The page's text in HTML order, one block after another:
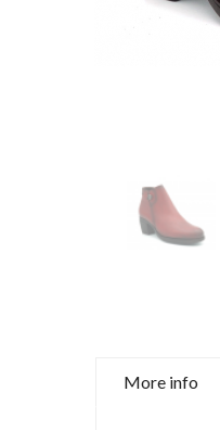
More info